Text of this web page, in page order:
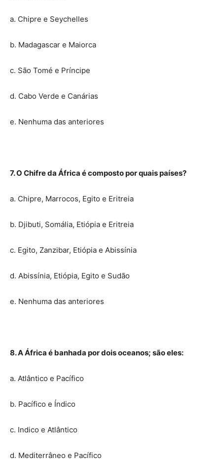
a. Chipre e Seychelles
b. Madagascar e Maiorca
c. São Tomé e Príncipe
d. Cabo Verde e Canárias
e. Nenhuma das anteriores
7. O Chifre da África é composto por quais países?
a. Chipre, Marrocos, Egito e Eritreia
b. Djibuti, Somália, Etiópia e Eritreia
c. Egito, Zanzibar, Etiópia e Abissínia
d. Abissínia, Etiópia, Egito e Sudão
e. Nenhuma das anteriores
8. A África é banhada por dois oceanos; são eles:
a. Atlântico e Pacífico
b. Pacífico e Índico
c. Indico e Atlântico
d. Mediterrâneo e Pacífico